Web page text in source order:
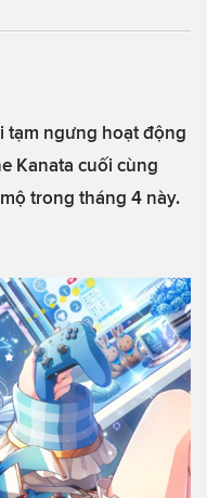
tạm ngưng hoạt động
Kanata cuối cùng
trong tháng 4 này.